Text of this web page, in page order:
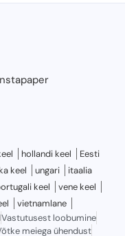
hollandi keel
Eesti
keel ungari
itaalia
keel
vene keel
vietnamlane
Vastutusest loobumine
meiega ühendust